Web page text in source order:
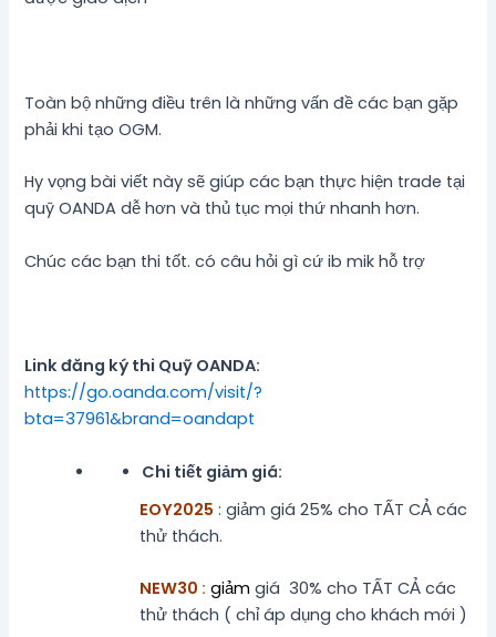
Toàn bộ những điều trên là những vấn đề các bạn gặp
phải khi tạo OGM.
Hy vọng bài viết này sẽ giúp các bạn thực hiện trade tại
quỹ OANDA dễ hơn và thủ tục mọi thứ nhanh hơn.
Chúc các bạn thi tốt. có câu hỏi gì cứ ib mik hỗ trợ
Link đăng ký thi Quỹ OANDA:
https://go.oanda.com/visit/?
bta=37961&brand=oandapt
Chi tiết giảm giá:
EOY2025 : giảm giá 25% cho TẤT CẢ các
thử thách.
NEW30 : giảm giá 30% cho TẤT CẢ các
thử thách ( chỉ áp dụng cho khách mới )